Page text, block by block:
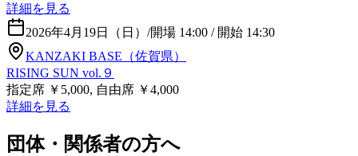
詳細を見る
2026年4月19日（日） /開場 14:00 / 開始 14:30
KANZAKI BASE（佐賀県）
RISING SUN vol.９
指定席 ￥5,000, 自由席 ￥4,000
詳細を見る
団体・関係者の方へ